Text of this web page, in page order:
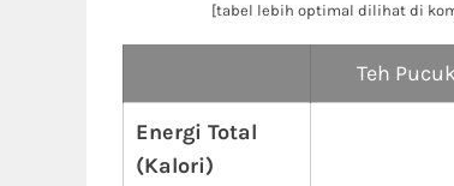
[tabel lebih optimal dilihat di
Teh
Energi Total
(Kalori)